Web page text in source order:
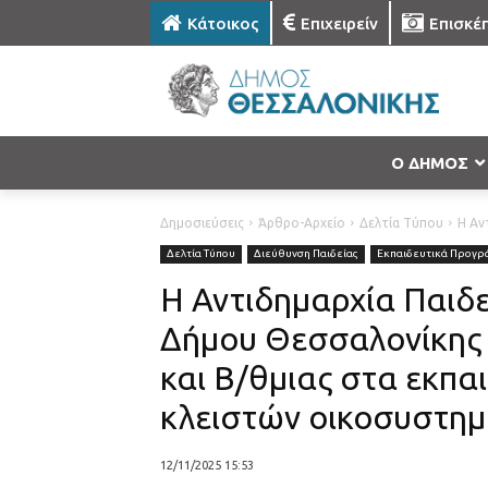
Κάτοικος Επιχειρείν
Ο ΔΗΜΟΣ
Δημοσιεύσεις Άρθρο-Αρχείο Δελτία Τύπου Η
Δελτία Τύπου Διεύθυνση Παιδείας Εκπαιδευτικά
Η Αντιδημαρχία
Δήμου Θεσσαλονίκης
και Β/θμιας στα
κλειστών
12/11/2025 15:53